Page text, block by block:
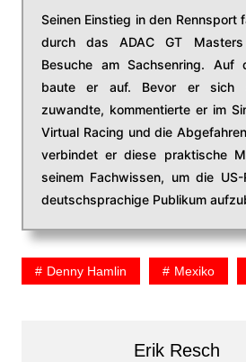
Seinen Einstieg in den Rennsport
durch das ADAC GT
Besuche am Sachsenring. Auf
baute er auf. Bevor er sich
zuwandte, kommentierte er im
Virtual Racing und die
verbindet er diese praktische
seinem Fachwissen, um die
deutschsprachige Publikum
Denny Hamlin Mexiko
Erik Resch